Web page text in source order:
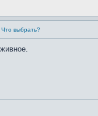
Что выбрать?